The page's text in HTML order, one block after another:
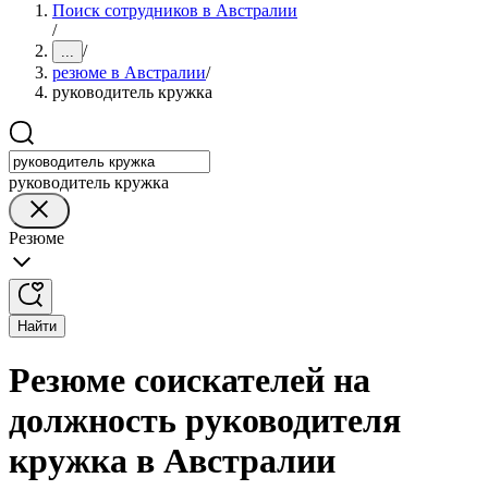
Поиск сотрудников в Австралии
/
... /
резюме в Австралии/
руководитель кружка
руководитель кружка
Резюме
Найти
Резюме соискателей на
должность руководителя
кружка в Австралии